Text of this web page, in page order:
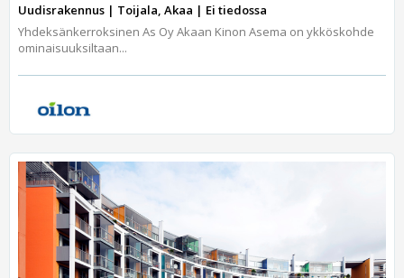
Uudisrakennus | Toijala, Akaa | Ei tiedossa
Yhdeksänkerroksinen As Oy Akaan Kinon Asema on ykköskohde
ominaisuuksiltaan...